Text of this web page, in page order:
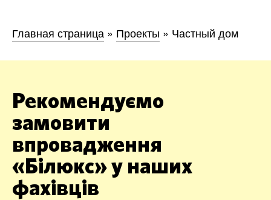
Главная страница » Проекты » Частный дом
Рекомендуємо
замовити
впровадження
«Білюкс» у наших
фахівців